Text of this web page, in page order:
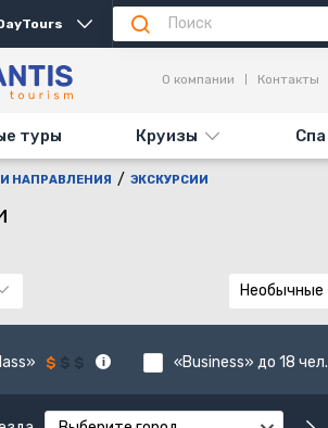
туры Круизы Спа
О компании Контакты
НАПРАВЛЕНИЯ ЭКСКУРСИИ
Необычные
«Business» до 18 чел.